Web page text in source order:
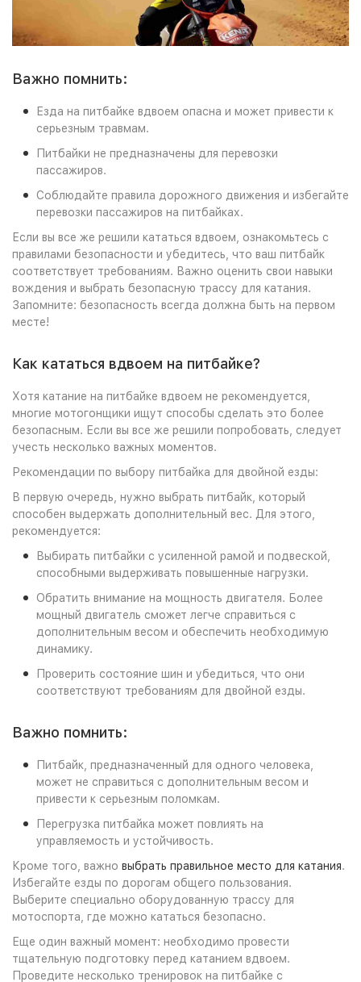
Важно помнить:
Езда на питбайке вдвоем опасна и может привести к
серьезным травмам.
Питбайки не предназначены для перевозки
пассажиров.
Соблюдайте правила дорожного движения и избегайте
перевозки пассажиров на питбайках.
Если вы все же решили кататься вдвоем, ознакомьтесь с
правилами безопасности и убедитесь, что ваш питбайк
соответствует требованиям. Важно оценить свои навыки
вождения и выбрать безопасную трассу для катания.
Запомните: безопасность всегда должна быть на первом
месте!
Как кататься вдвоем на питбайке?
Хотя катание на питбайке вдвоем не рекомендуется,
многие мотогонщики ищут способы сделать это более
безопасным. Если вы все же решили попробовать, следует
учесть несколько важных моментов.
Рекомендации по выбору питбайка для двойной езды:
В первую очередь, нужно выбрать питбайк, который
способен выдержать дополнительный вес. Для этого,
рекомендуется:
Выбирать питбайки с усиленной рамой и подвеской,
способными выдерживать повышенные нагрузки.
Обратить внимание на мощность двигателя. Более
мощный двигатель сможет легче справиться с
дополнительным весом и обеспечить необходимую
динамику.
Проверить состояние шин и убедиться, что они
соответствуют требованиям для двойной езды.
Важно помнить:
Питбайк, предназначенный для одного человека,
может не справиться с дополнительным весом и
привести к серьезным поломкам.
Перегрузка питбайка может повлиять на
управляемость и устойчивость.
Кроме того, важно выбрать правильное место для катания.
Избегайте езды по дорогам общего пользования.
Выберите специально оборудованную трассу для
мотоспорта, где можно кататься безопасно.
Еще один важный момент: необходимо провести
тщательную подготовку перед катанием вдвоем.
Проведите несколько тренировок на питбайке с